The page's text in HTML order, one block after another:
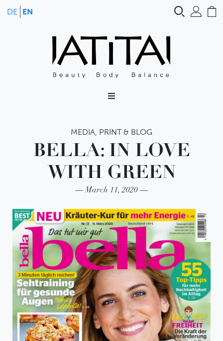
DE EN Search
MEDIA PRINT & BLOG
BELLA: IN LOVE
WITH GREEN
March 11, 2020